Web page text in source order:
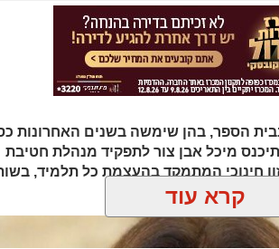
בבית הספר, בהן שימשה בשנים האחרונות
מיכל אבן צור לתפקיד מנהלת חטיבת
חינוכי המתמקד בהעצמת כל תלמיד,
קרא עוד